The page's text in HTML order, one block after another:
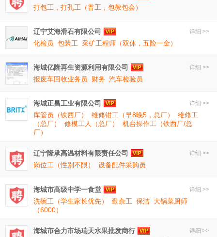
打包工，打孔工（普工，包教包会）
详细 >>
辽宁艾海滑石有限公司
化检员 包装工 采矿工程师（双休，五险一金）
详细 >>
海城亿隆再生资源利用有限公司
报废车回收业务员
财务 汽车检验员
详细 >>
海城正昌工业有限公司
库管员（铁西厂）
维修钳工（早8晚5，总厂）
维修工
（总厂）
修模工人（总厂）
机台操作工（铁西厂/总
厂）
详细 >>
辽宁隆承高温材料有限责任公司
岗位工（性别不限）
设备配件采购员
详细 >>
海城市高级中学一食堂
洗碗工（学生家长优先）
勤杂工 保洁 大锅菜厨师
（6000）
详细 >>
海城市合力市场瑞天水果批发商行